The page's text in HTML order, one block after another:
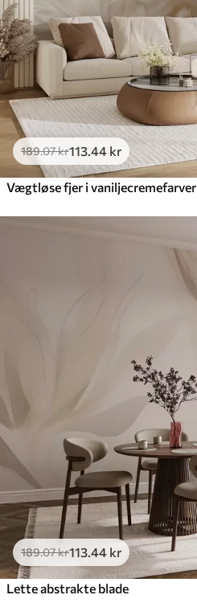
Premium vinyl
516.67310.00 kr /m²
Peel and Stick
666.67400.00kr
189.07kr113 .44 kr
Vægtløse fjer i vaniljecremefarver
189.07kr113 .44 kr
Lette abstrakte blade